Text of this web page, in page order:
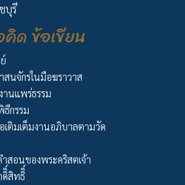
บุรี
ด ข้อเขียน
นจักรในมือฆราวาส
นแพร่ธรรม
ธีกรรม
เติมเต็มงานอภิบาลตามวัด
สอนของพระคริสตเจ้า
ดิิ์สิทธิิ์